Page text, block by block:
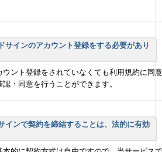
サインのアカウント登録をする必要があり
ウント登録をされていなくても利用規約に同
・同意を行うことができます。
インで契約を締結することは、法的に有効